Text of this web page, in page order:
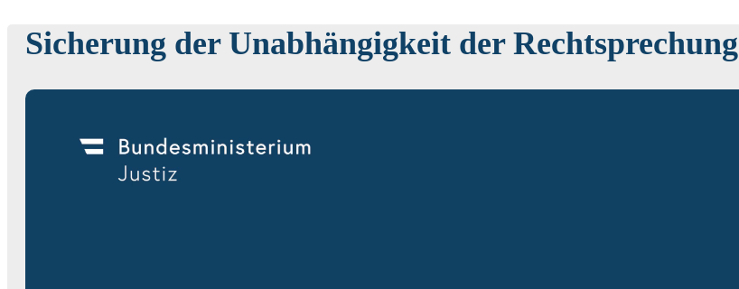
Sicherung der Unabhängigkeit der Rechtsprechung